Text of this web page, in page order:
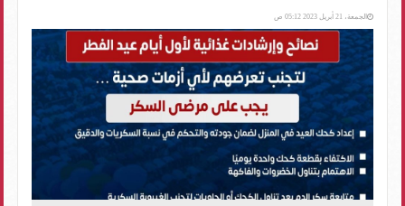
الجمعة، 21 أبريل 2023 05:12 ص